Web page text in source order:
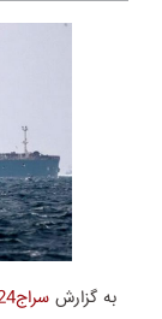
به گزارش سراج24